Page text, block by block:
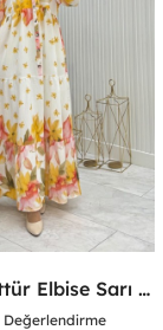
Lina Tesettür Elbise Sarı Sarı
Değerlendirme